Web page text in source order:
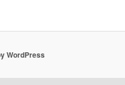
WordPress